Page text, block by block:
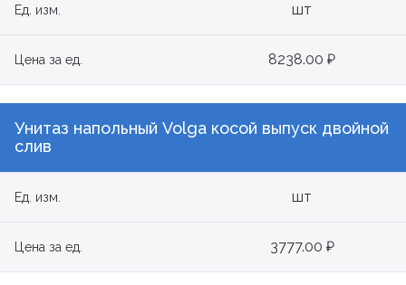
Ед. изм. шт
Цена за ед. 8238.00 ₽
Унитаз напольный Volga косой выпуск двойной
слив
Ед. изм. шт
Цена за ед. 3777.00 ₽